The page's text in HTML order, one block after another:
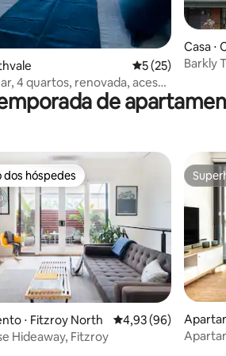
de 5, 276 avaliações5 de uma
5 (25)
4 quartos, renovada, acesso
de 180° para a baía
Casa ⋅
Barkly
de
de 5, 188 avaliações
dos hóspedes
dos hóspedes
⋅ Fitzroy North 4,93 de uma
4,93 (96)
Hideaway, Fitzroy
urne